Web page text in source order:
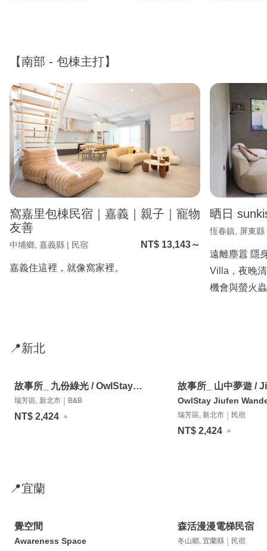
【南部 - 包棟主打】
窩嘉里包棟民宿｜嘉義｜親子｜寵物
友善
中埔鄉, 嘉義縣 | 民宿 NT$ 13,143～
嘉義住這裡，就像窩家裡。
晒日
恆春鎮, 屏東縣
遠離塵囂 隱
Villa，夜晚
機會與螢火
📍新北
故事所_ 九份綠光 / OwlStay
Jiufen Green Ray
瑞芳區, 新北市 B&B
NT$ 2,424
故事所_ 山中夢遊 /
Wander
OwlStay Jiufen
瑞芳區, 新北市 民宿
NT$ 2,424
📍宜蘭
覺空間
Awareness Space
森活漫漫電梯民宿
冬山鄉, 宜蘭縣 民宿